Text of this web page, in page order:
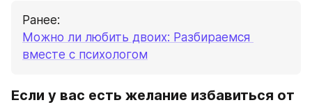
Ранее:
Можно ли любить двоих: Разбираемся
вместе с психологом
Если у вас есть желание избавиться от